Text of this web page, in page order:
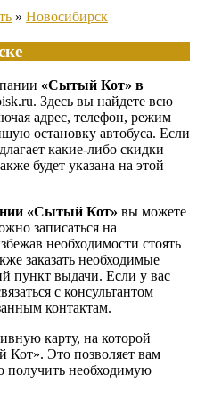
» Новосибирск
«Сытый Кот» в
Здесь вы найдете всю
адрес, телефон, режим
остановку автобуса. Если
какие-либо скидки
будет указана на этой
«Сытый Кот» вы можете
записаться на
необходимости стоять
заказать необходимые
пункт выдачи. Если у вас
с консультантом
контактам.
карту, на которой
Кот». Это позволяет вам
получить необходимую